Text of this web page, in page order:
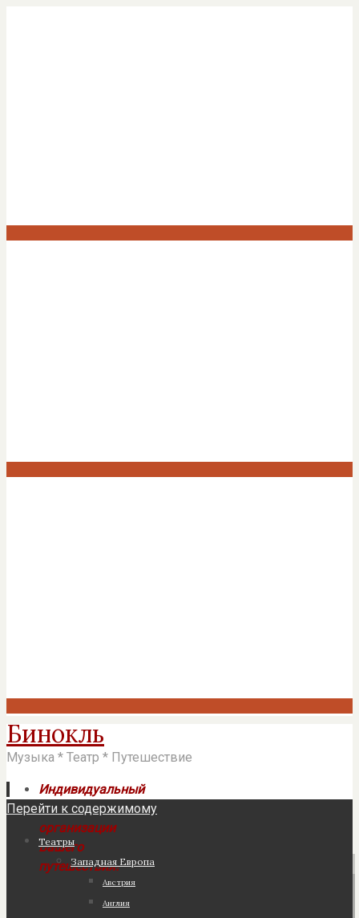
Бинокль
Музыка * Театр * Путешествие
Индивидуальный
подход к
организации
Вашего
путешествия!
Перейти к содержимому
Театры
Западная Европа
Австрия
Англия